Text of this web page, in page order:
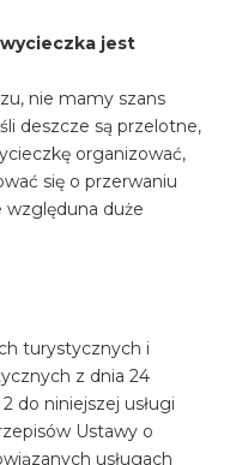
jest
nie mamy szans
deszcze są przelotne,
organizować,
się o przerwaniu
względuna duże
turystycznych i
z dnia 24
do niniejszej usługi
Ustawy o
usługach